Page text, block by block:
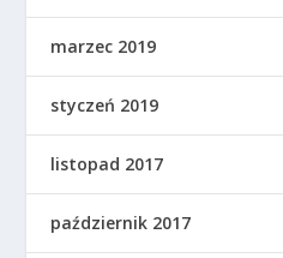
marzec 2019
styczeń 2019
listopad 2017
październik 2017